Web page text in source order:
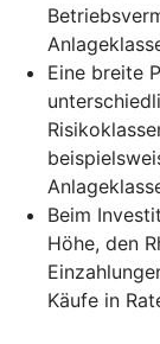
Eine breite
Beim
Höhe, den
Käufe in